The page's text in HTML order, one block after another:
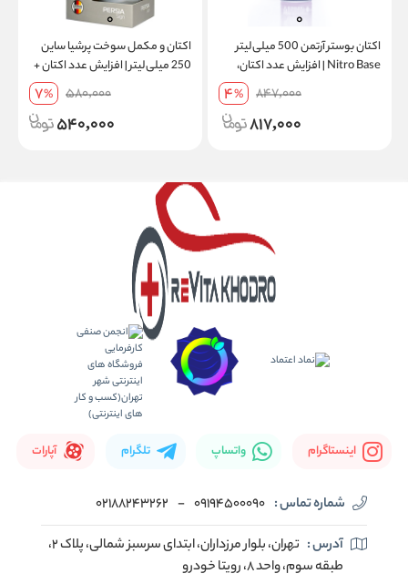
اکتان بوستر آرتمن 500 میلی‌لیتر
Nitro Base | افزایش عدد اکتان،
بهبود شتاب + ارسال رایگان 10 عدد 847,000
4%
817,000
اکتان و مکمل سوخت پرشیا ساین
250 میلی‌لیتر | افزایش عدد اکتان +
580,000
7%
540,000
اینستاگرام واتساپ تلگرام آپارات
شماره تماس : 09194500090
-
02188243262
آدرس :
تهران، بلوار مرزداران، ابتدای سرسبز شمالی، پلاک ۲،
طبقه سوم، واحد ۸، رویتا خودرو